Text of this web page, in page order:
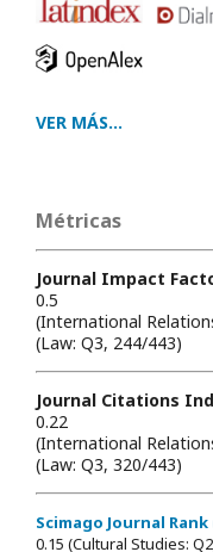
VER MÁS...
Métricas
Journal Impact
0.5
(International
(Law: Q3, 244/443)
Journal Citations
0.22
(International
(Law: Q3, 320/443)
Scimago Journal Rank
0.15 (Cultural Studies: